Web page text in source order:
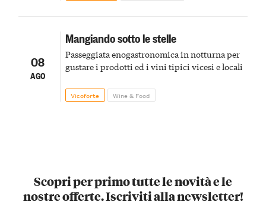
08
AGO
Mangiando sotto le stelle
Passeggiata enogastronomica in notturna per
gustare i prodotti ed i vini tipici vicesi e locali
Vicoforte Wine & Food
Scopri per primo tutte le novità e le
nostre offerte. Iscriviti alla newsletter!